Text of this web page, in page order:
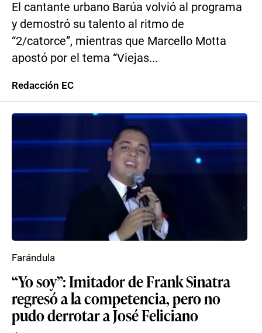
El cantante urbano Barúa volvió al programa
y demostró su talento al ritmo de
“2/catorce”, mientras que Marcello Motta
apostó por el tema “Viejas...
Redacción EC
“Yo soy”: Imitador de Frank Sinatra
regresó a la competencia, pero no
pudo derrotar a José Feliciano
Farándula